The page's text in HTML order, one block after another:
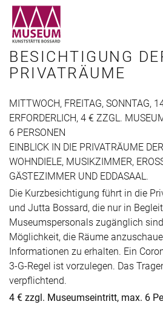
BESICHTIGUNG
PRIVATRÄUME
MITTWOCH, FREITAG, SONNTAG,
ERFORDERLICH, 4 € ZZGL.
6 PERSONEN
EINBLICK IN DIE PRIVATRÄUME
WOHNDIELE, MUSIKZIMMER,
GÄSTEZIMMER UND EDDASAAL.
Die Kurzbesichtigung führt in die
und Jutta Bossard, die nur in
Museumspersonals zugänglich
Möglichkeit, die Räume
Informationen zu erhalten. Ein
3-G-Regel ist vorzulegen. Das
verpflichtend.
4 € zzgl. Museumseintritt, max. 6